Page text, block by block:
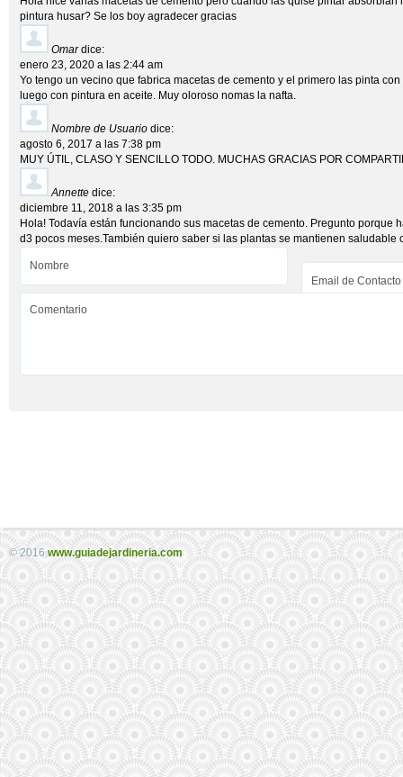
pintura husar? Se los boy agradecer gracias
Omar dice:
enero 23, 2020 a las 2:44 am
Yo tengo un vecino que fabrica macetas de cemento y el primero las pinta
luego con pintura en aceite. Muy oloroso nomas la nafta.
Nombre de Usuario dice:
agosto 6, 2017 a las 7:38 pm
MUY ÚTIL, CLASO Y SENCILLO TODO. MUCHAS GRACIAS POR
Annette dice:
diciembre 11, 2018 a las 3:35 pm
Hola! Todavía están funcionando sus macetas de cemento. Pregunto porque
d3 pocos meses.También quiero saber si las plantas se mantienen saludable
© 2016www.guiadejardineria.com